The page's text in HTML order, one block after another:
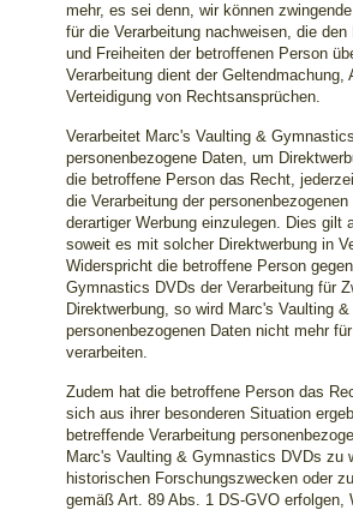
mehr, es sei denn, wir können
für die Verarbeitung nachweisen, die
und Freiheiten der betroffenen Person
Verarbeitung dient der Geltendmachung,
Verteidigung von Rechtsansprüchen.
Verarbeitet Marc's Vaulting &
personenbezogene Daten, um
die betroffene Person das Recht,
die Verarbeitung der
derartiger Werbung einzulegen. Dies gilt
soweit es mit solcher Direktwerbung in
Widerspricht die betroffene Person
Gymnastics DVDs der Verarbeitung für
Direktwerbung, so wird Marc's Vaulting
personenbezogenen Daten nicht mehr
verarbeiten.
Zudem hat die betroffene Person das
sich aus ihrer besonderen Situation
betreffende Verarbeitung
Marc's Vaulting & Gymnastics DVDs zu
historischen Forschungszwecken oder
gemäß Art. 89 Abs. 1 DS-GVO erfolgen,